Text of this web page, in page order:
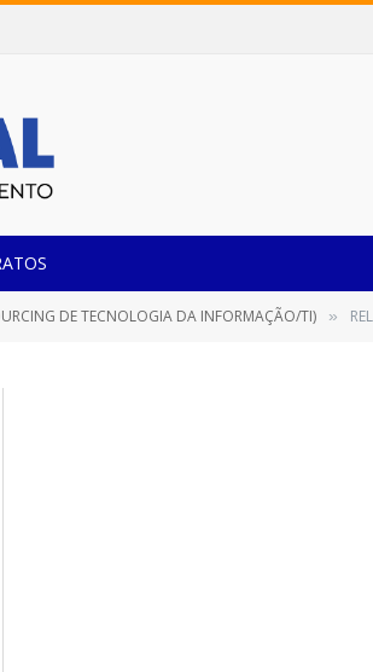
DE TECNOLOGIA DA INFORMAÇÃO/TI) » RELATÓRIO